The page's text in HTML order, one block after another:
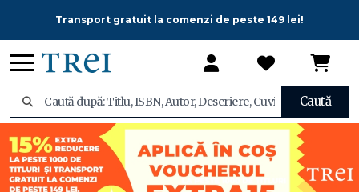
Transport gratuit la comenzi de peste 149 lei!
Caută